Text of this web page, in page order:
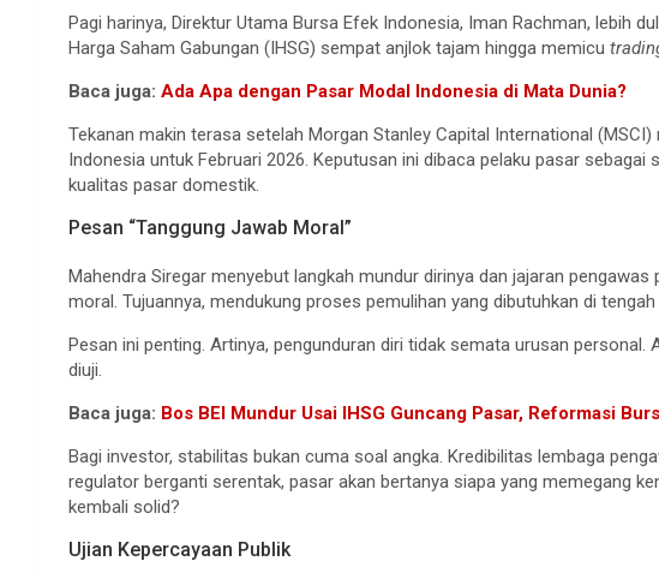
Pagi harinya, Direktur Utama Bursa Efek Indonesia, Iman Rachman, lebih
Harga Saham Gabungan (IHSG) sempat anjlok tajam hingga memicu
Baca juga: Ada Apa dengan Pasar Modal Indonesia di Mata Dunia?
Tekanan makin terasa setelah Morgan Stanley Capital International (MSCI)
Indonesia untuk Februari 2026. Keputusan ini dibaca pelaku pasar
kualitas pasar domestik.
Pesan “Tanggung Jawab Moral”
Mahendra Siregar menyebut langkah mundur dirinya dan jajaran
moral. Tujuannya, mendukung proses pemulihan yang dibutuhkan di tengah
Pesan ini penting. Artinya, pengunduran diri tidak semata urusan personal.
diuji.
Baca juga: Bos BEI Mundur Usai IHSG Guncang Pasar, Reformasi
Bagi investor, stabilitas bukan cuma soal angka. Kredibilitas lembaga
regulator berganti serentak, pasar akan bertanya siapa yang memegang
kembali solid?
Ujian Kepercayaan Publik